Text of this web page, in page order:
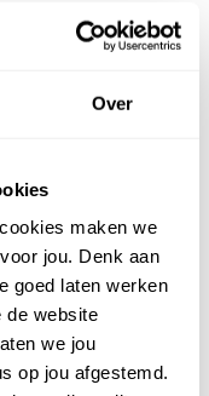
Over
maken we
jou. Denk aan
goed laten werken
de website
we jou
op jou afgestemd.